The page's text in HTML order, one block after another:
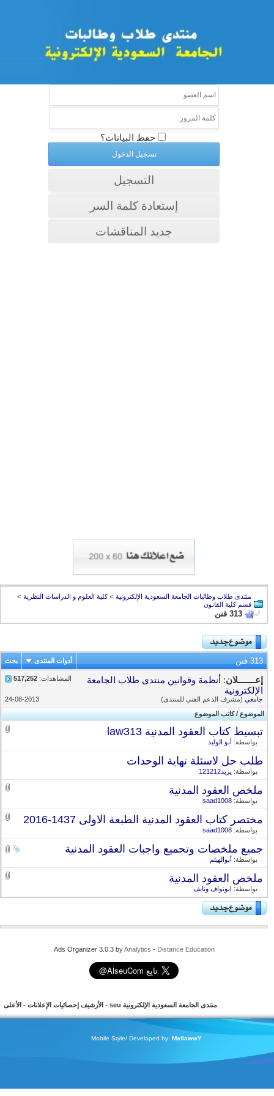
حفظ البيانات؟
التسجيل
إستعادة كلمة السر
جديد المناقشات
منتدى طلاب وطالبات الجامعة السعودية الإلكترونية > كلية العلوم و الدراسات النظرية >
قسم كلية القانون
313 قنن
313 قنن أدوات المنتدى بحث
المشاهدات:517,252 إعـــــــلان:أنظمة وقوانين منتدى طلاب الجامعة
الإلكترونية
24-08-2013 جامعي(مشرف الدعم الفني للمنتدى)
الموضوع/كاتب الموضوع
تبسيط كتاب العقود المدنية law313
بواسطة:أبو الوليد
طلب حل لاسئلة نهاية الوحدات
بواسطة:يزيد121212
ملخص العقود المدنية
بواسطة:saad1008
مختصر كتاب العقود المدنية الطبعة الاولى 1437-2016
بواسطة:saad1008
جميع ملخصات وتجميع واجبات العقود المدنية
بواسطة:أبوالهيثم
ملخص العقود المدنية
بواسطة:ابونواف ونايف
Ads Organizer 3.0.3 byAnalytics -Distance Education
منتدى الجامعة السعودية الإلكترونية seu - الأرشيف إحصائيات الإعلانات- الأعلى
Mobile Style/ Developed by:MafiawwY